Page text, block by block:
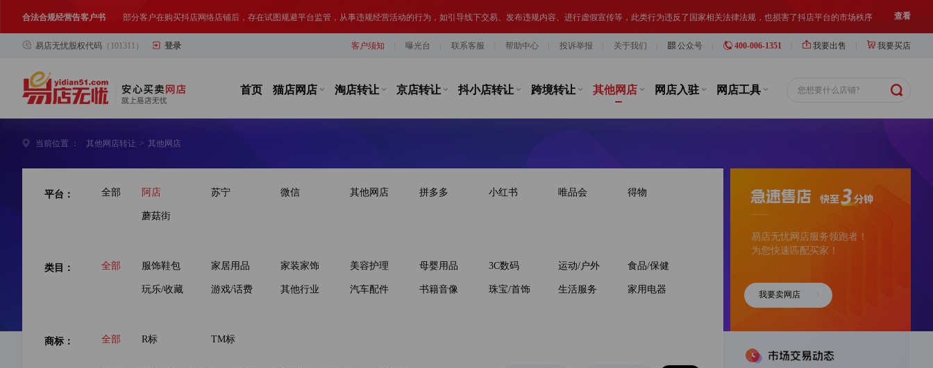
合法合规经营告客户书 部分客户在购买抖店网络店铺后，存在试图规避平台监管，从事违规经营活动的行为，如引导线下交易、发布违规内容、进行虚假宣传等，此类行为违反了国家相关法律法规，也损害了抖店平台的市场秩序 查看
网络店铺合法经营告诫书 为确保网络店铺的合法、规范转让与经营,我司温馨提示,请勿将您转让或购买的网络店铺用于实施违法、犯罪行为；网络非法外之地,店铺出让人、受让人、实际经营人均须对网络店铺进行合法合规经营和管理 查看
易店无忧股权代码 （101311） 登录 客户须知 曝光台 联系客服 帮助中心 投诉举报 关于我们 公众号 400-006-1351 我要出售 我要买店
首页 猫店网店 淘店转让 京店转让 抖小店转让 跨境转让 其他网店 网店入驻 网店工具 您想要什么店铺?
当前位置 ： 其他网店转让 > 其他网店
平台： 全部 阿店 苏宁 微信 其他网店 拼多多 小红书 唯品会 得物
蘑菇街
类目： 全部 服饰鞋包 家居用品 家装家饰 美容护理 母婴用品 3C数码 运动/户外 食品/保健
玩乐/收藏 游戏/话费 其他行业 汽车配件 书籍音像 珠宝/首饰 生活服务 家用电器
商标： 全部 R标 TM标
易店无忧网店服务领跑者！
为您快速匹配买家！
我要卖网店
16分钟前
1分钟前 y***c 以¥200000.00